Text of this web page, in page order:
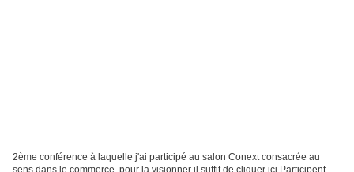
2ème conférence à laquelle j'ai participé au salon Conext consacrée au
sens dans le commerce, pour la visionner il suffit de cliquer ici Participent